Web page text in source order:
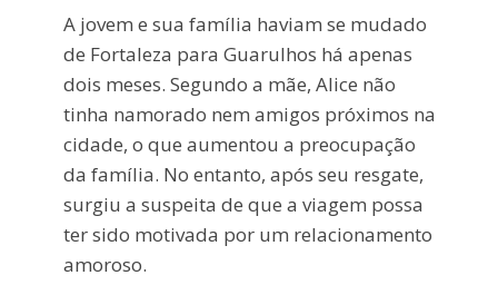
A jovem e sua família haviam se mudado
de Fortaleza para Guarulhos há apenas
dois meses. Segundo a mãe, Alice não
tinha namorado nem amigos próximos na
cidade, o que aumentou a preocupação
da família. No entanto, após seu resgate,
surgiu a suspeita de que a viagem possa
ter sido motivada por um relacionamento
amoroso.